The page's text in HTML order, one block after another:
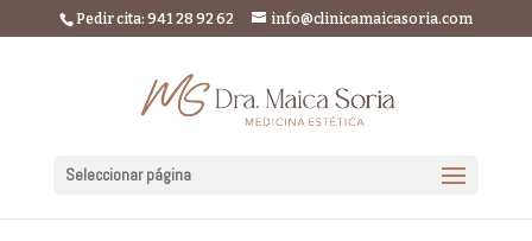
Pedir cita: 941 28 92 62 info@clinicamaicasoria.com
Seleccionar página